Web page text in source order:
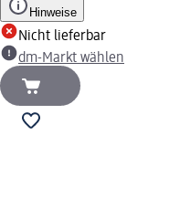
Hinweise
Nicht lieferbar
dm-Markt wählen